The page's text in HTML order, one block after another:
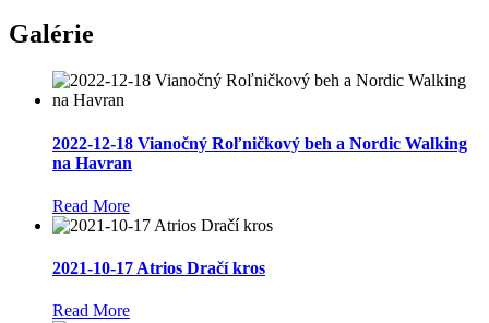
Galérie
2022-12-18 Vianočný Roľničkový beh a Nordic Walking
na Havran
Read More
2021-10-17 Atrios Dračí kros
Read More